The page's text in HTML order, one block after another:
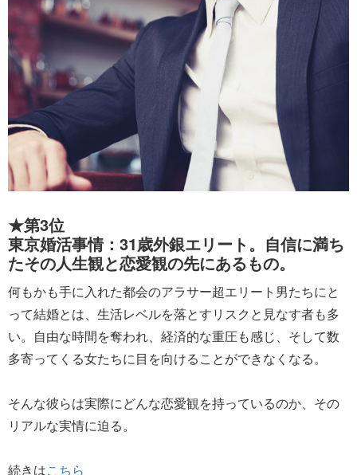
★第3位
東京婚活事情：31歳外銀エリート。自信に満ち
たその人生観と恋愛観の先にあるもの。
何もかも手に入れた都会のアラサー超エリート男たちにと
って結婚とは、生活レベルを落とすリスクと見なす者も多
い。自由な時間を奪われ、経済的な重圧も感じ、そして数
多寄ってくる女たちに目を向けることができなくなる。
そんな彼らは実際にどんな恋愛観を持っているのか、その
リアルな実情に迫る。
続きはこちら